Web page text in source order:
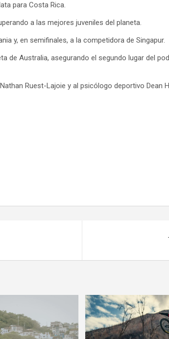
para Costa Rica.
a las mejores juveniles del planeta.
y, en semifinales, a la competidora de Singapur.
de Australia, asegurando el segundo lugar del
Ruest-Lajoie y al psicólogo deportivo